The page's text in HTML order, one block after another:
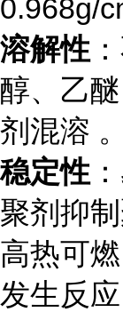
0.968g/
溶解性
醇、乙
剂混溶 。
稳定性
聚剂抑
高热可
发生反